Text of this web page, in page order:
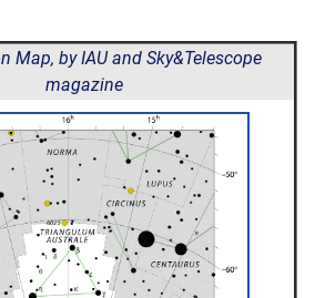
Map, by IAU and Sky&Telescope
magazine